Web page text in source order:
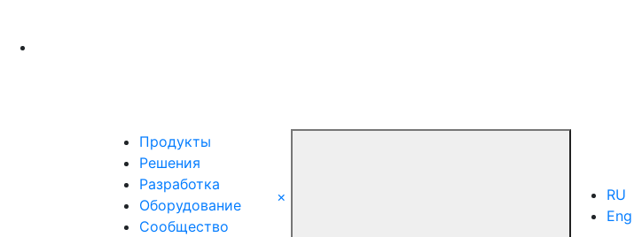
Продукты
Решения
Разработка
Оборудование
Сообщество
×
RU
Eng